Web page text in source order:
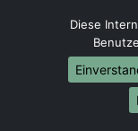
Umzüge-
Umzug von
Umzug von
Umzug von
Umzug von
Diese